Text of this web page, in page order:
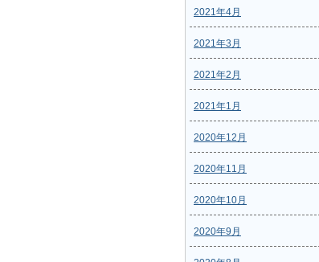
2021年4月
2021年3月
2021年2月
2021年1月
2020年12月
2020年11月
2020年10月
2020年9月